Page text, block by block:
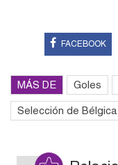
FACEBOOK
MÁS DE Goles
Selección de Bélgica